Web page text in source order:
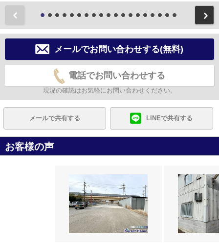
メールでお問い合わせする(無料)
電話でお問い合わせする
現況の確認はお気軽にお問い合わせください。
メールで共有する LINEで共有する
お客様の声